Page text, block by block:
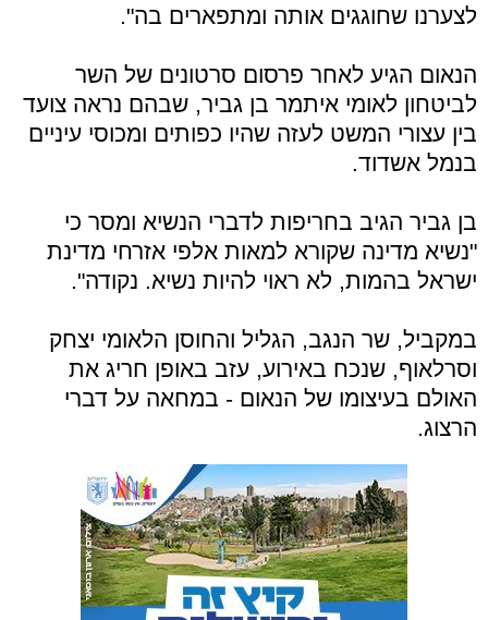
לצערנו שחוגגים אותה ומתפארים בה".
הנאום הגיע לאחר פרסום סרטונים של השר
לביטחון לאומי איתמר בן גביר, שבהם נראה צועד
בין עצורי המשט לעזה שהיו כפותים ומכוסי עיניים
בנמל אשדוד.
בן גביר הגיב בחריפות לדברי הנשיא ומסר כי
"נשיא מדינה שקורא למאות אלפי אזרחי מדינת
ישראל בהמות, לא ראוי להיות נשיא. נקודה".
במקביל, שר הנגב, הגליל והחוסן הלאומי יצחק
וסרלאוף, שנכח באירוע, עזב באופן חריג את
האולם בעיצומו של הנאום - במחאה על דברי
הרצוג.